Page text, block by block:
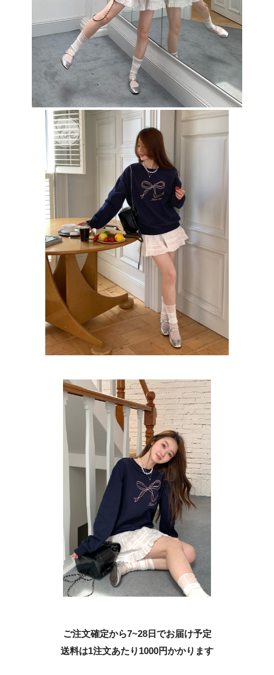
ご注文確定から7~28日でお届け予定
送料は1注文あたり 1000円かかります